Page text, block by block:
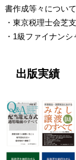
書作成等々につい
・東京税理士会芝
・1級ファイナン
出版実績